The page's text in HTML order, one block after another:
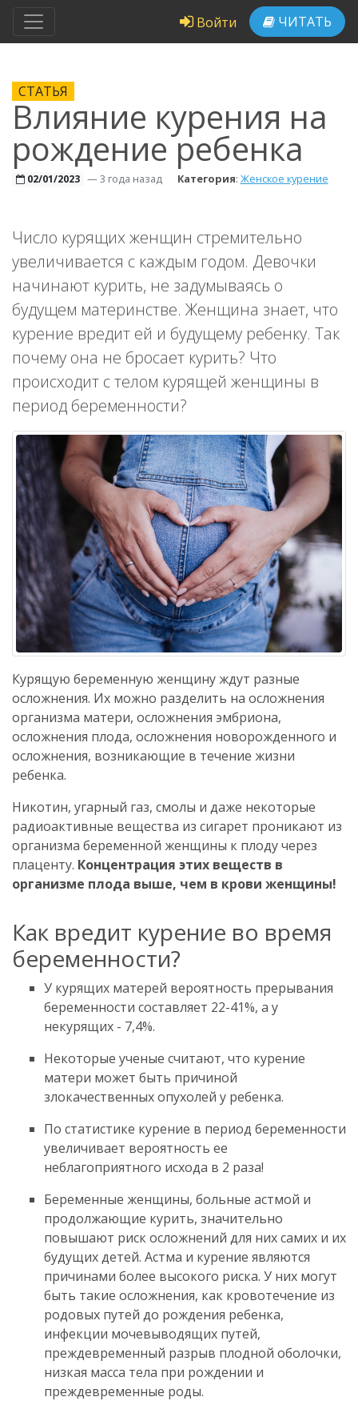
Войти ЧИТАТЬ
СТАТЬЯ
Влияние курения на
рождение ребенка
02/01/2023 —3 года назад Категория: Женское курение
Число курящих женщин стремительно
увеличивается с каждым годом. Девочки
начинают курить, не задумываясь о
будущем материнстве. Женщина знает, что
курение вредит ей и будущему ребенку. Так
почему она не бросает курить? Что
происходит с телом курящей женщины в
период беременности?
Курящую беременную женщину ждут разные
осложнения. Их можно разделить на осложнения
организма матери, осложнения эмбриона,
осложнения плода, осложнения новорожденного и
осложнения, возникающие в течение жизни
ребенка.
Никотин, угарный газ, смолы и даже некоторые
радиоактивные вещества из сигарет проникают из
организма беременной женщины к плоду через
плаценту. Концентрация этих веществ в
организме плода выше, чем в крови женщины!
Как вредит курение во время
беременности?
У курящих матерей вероятность прерывания
беременности составляет 22-41%, а у
некурящих - 7,4%.
Некоторые ученые считают, что курение
матери может быть причиной
злокачественных опухолей у ребенка.
По статистике курение в период беременности
увеличивает вероятность ее
неблагоприятного исхода в 2 раза!
Беременные женщины, больные астмой и
продолжающие курить, значительно
повышают риск осложнений для них самих и их
будущих детей. Астма и курение являются
причинами более высокого риска. У них могут
быть такие осложнения, как кровотечение из
родовых путей до рождения ребенка,
инфекции мочевыводящих путей,
преждевременный разрыв плодной оболочки,
низкая масса тела при рождении и
преждевременные роды.